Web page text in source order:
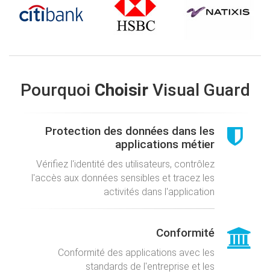
Pourquoi ChoisirVisual Guard
Protection des données dans les
applications métier
Vérifiez l'identité des utilisateurs, contrôlez
l'accès aux données sensibles et tracez les
activités dans l'application
Conformité
Conformité des applications avec les
standards de l'entreprise et les